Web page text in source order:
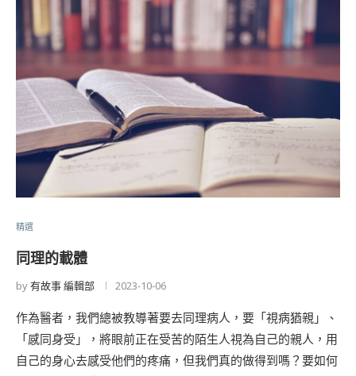
精選
同理的載體
by有故事 編輯部 2023-10-06
作為醫者，我們總被教導著要去同理病人，要「視病猶親」、
「感同身受」，將眼前正在受苦的陌生人視為自己的親人，用
自己的身心去感受他們的疼痛，但我們真的做得到嗎？要如何